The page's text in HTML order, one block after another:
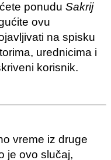
ponudu Sakrij
ovu
na spisku
urednicima i
korisnik.
vreme iz druge
je ovo slučaj,